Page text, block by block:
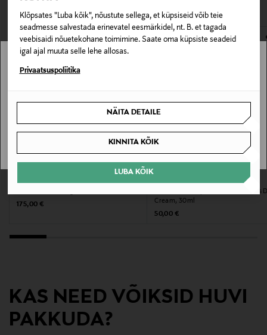
Klõpsates "Luba kõik", nõustute sellega, et küpsiseid võib teie
seadmesse salvestada erinevatel eesmärkidel, nt. B. et tagada
veebisaidi nõuetekohane toimimine. Saate oma küpsiste seadeid
igal ajal muuta selle lehe allosas.
Privaatsuspoliitika
NÄITA DETAILE
KINNITA KÕIK
LUBA KÕIK
naha taimestiku loomuliku tasakaalu.
Omadus
Vegan
Suurus
Valmistaja tootenumber
403213
Sveavägen 77, 113 50 Stockholm, Sweden
Digitaalne aadress
avamata originaalpakendis.
E-POE TAGASTUSED
Original Price
175,00 €
Päevakreem Hydra Zen Anti-Stress
Cream, 30ml
Original Price
50,00 €
KAS NEED VÕIKSID HUVI
PAKKUDA?
Stockmann pole Sinu riigis saadaval.
SAAN ARU